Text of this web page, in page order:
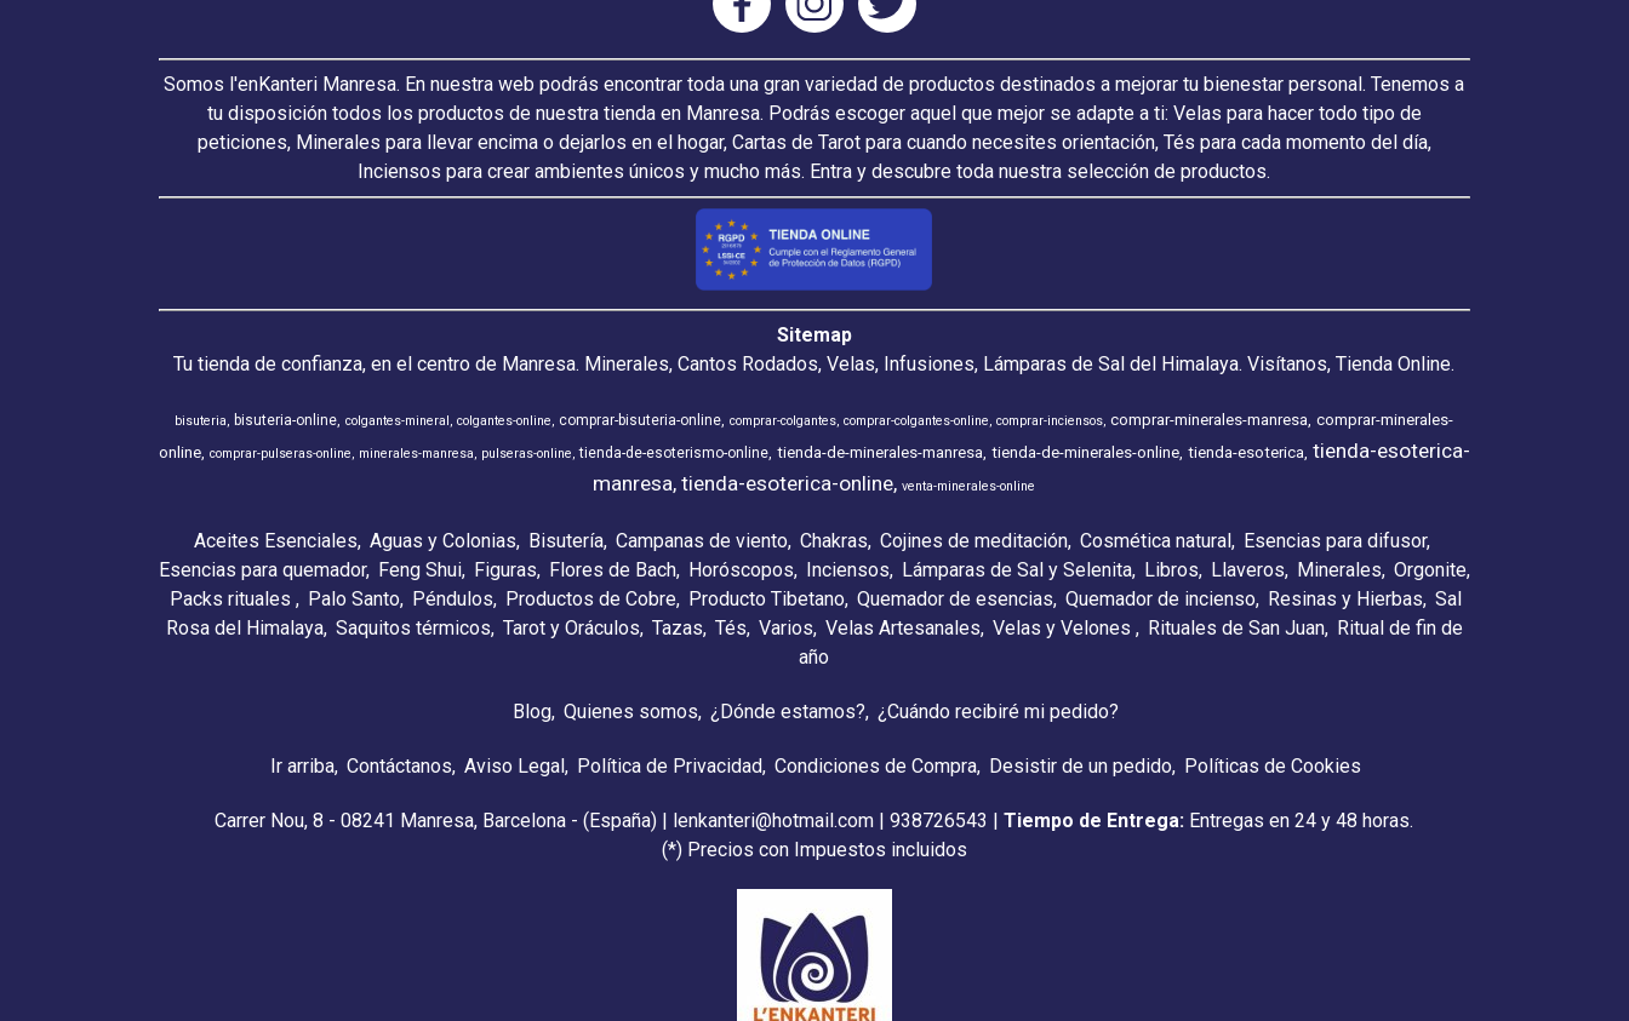
Somos l'enKanteri Manresa. En nuestra web podrás encontrar toda una gran variedad de productos destinados a mejorar tu bienestar personal. Tenemos a
tu disposición todos los productos de nuestra tienda en Manresa. Podrás escoger aquel que mejor se adapte a ti: Velas para hacer todo tipo de
peticiones, Minerales para llevar encima o dejarlos en el hogar, Cartas de Tarot para cuando necesites orientación, Tés para cada momento del día,
Inciensos para crear ambientes únicos y mucho más. Entra y descubre toda nuestra selección de productos.
Sitemap
Tu tienda de confianza, en el centro de Manresa. Minerales, Cantos Rodados, Velas, Infusiones, Lámparas de Sal del Himalaya. Visítanos, Tienda Online.
bisuteria bisuteria-online colgantes-mineral colgantes-online comprar-bisuteria-online comprar-colgantes comprar-colgantes-online comprar-inciensos comprar-minerales-manresa comprar-minerales-
online comprar-pulseras-online minerales-manresa pulseras-online tienda-de-esoterismo-online tienda-de-minerales-manresa tienda-de-minerales-online tienda-esoterica tienda-esoterica-
manresa tienda-esoterica-online venta-minerales-online
Aceites Esenciales Aguas y Colonias Bisutería Campanas de viento Chakras Cojines de meditación Cosmética natural Esencias para difusor
Esencias para quemador Feng Shui Figuras Flores de Bach Horóscopos Inciensos Lámparas de Sal y Selenita Libros Llaveros Minerales Orgonite
Packs rituales Palo Santo Péndulos Productos de Cobre Producto Tibetano Quemador de esencias Quemador de incienso Resinas y Hierbas Sal
Rosa del Himalaya Saquitos térmicos Tarot y Oráculos Tazas Tés Varios Velas Artesanales Velas y Velones Rituales de San Juan Ritual de fin de
año
Blog Quienes somos ¿Dónde estamos? ¿Cuándo recibiré mi pedido?
Ir arriba Contáctanos Aviso Legal Política de Privacidad Condiciones de Compra Desistir de un pedido Políticas de Cookies
Carrer Nou, 8 - 08241 Manresa, Barcelona - (España) | lenkanteri@hotmail.com |938726543 |Tiempo de Entrega: Entregas en 24 y 48 horas.
(*) Precios con Impuestos incluidos